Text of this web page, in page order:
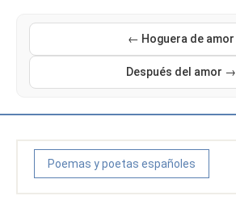
← Hoguera de amor
Después del amor →
Poemas y poetas españoles